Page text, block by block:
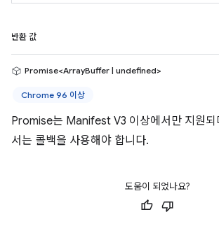
반환 값
Promise<ArrayBuffer | undefined>
Chrome 96 이상
Promise는 Manifest V3 이상에서만 지원되
서는 콜백을 사용해야 합니다.
도움이 되었나요?